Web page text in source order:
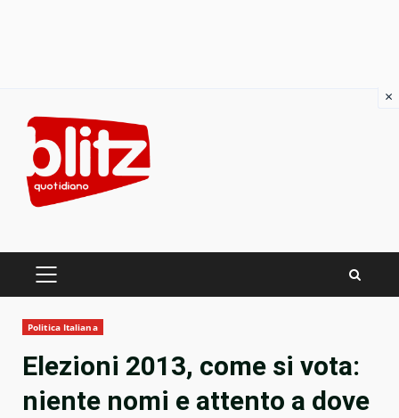
content
PRIMARY
Politica Italiana
Elezioni 2013, come si vota:
niente nomi e attento a dove
×